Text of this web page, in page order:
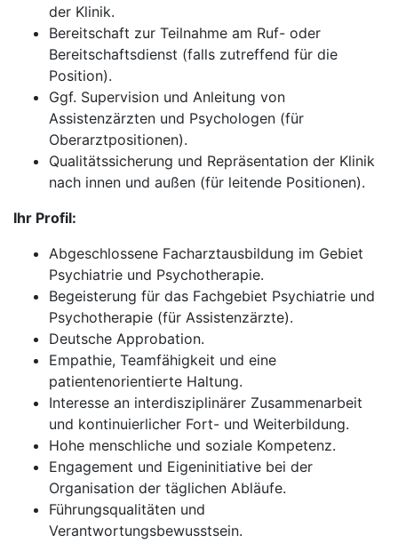
der Klinik.
Bereitschaft zur Teilnahme am Ruf- oder
Bereitschaftsdienst (falls zutreffend für die
Position).
Ggf. Supervision und Anleitung von
Assistenzärzten und Psychologen (für
Oberarztpositionen).
Qualitätssicherung und Repräsentation der Klinik
nach innen und außen (für leitende Positionen).
Ihr Profil:
Abgeschlossene Facharztausbildung im Gebiet
Psychiatrie und Psychotherapie.
Begeisterung für das Fachgebiet Psychiatrie und
Psychotherapie (für Assistenzärzte).
Deutsche Approbation.
Empathie, Teamfähigkeit und eine
patientenorientierte Haltung.
Interesse an interdisziplinärer Zusammenarbeit
und kontinuierlicher Fort- und Weiterbildung.
Hohe menschliche und soziale Kompetenz.
Engagement und Eigeninitiative bei der
Organisation der täglichen Abläufe.
Führungsqualitäten und
Verantwortungsbewusstsein.